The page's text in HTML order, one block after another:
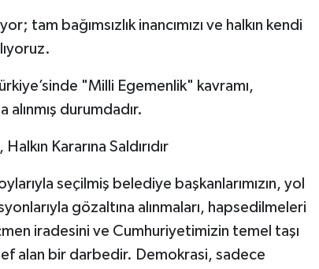
tam bağımsızlık inancımızı ve halkın kendi
"Milli Egemenlik" kavramı,
alınmış durumdadır.
Kararına Saldırıdır
seçilmiş belediye başkanlarımızın, yol
gözaltına alınmaları, hapsedilmeleri
iradesini ve Cumhuriyetimizin temel taşı
alan bir darbedir. Demokrasi, sadece